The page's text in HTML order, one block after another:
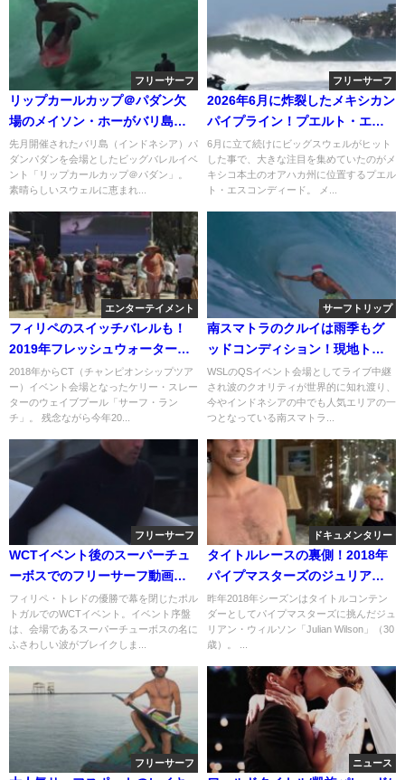
フリーサーフ
リップカールカップ＠パダン欠
場のメイソン・ホーがバリ島
（インドネシア）へ
先月開催されたバリ島（インドネシア）パ
ダンパダンを会場としたビッグバレルイベ
ント「リップカールカップ＠パダン」。
素晴らしいスウェルに恵まれ...
フリーサーフ
2026年6月に炸裂したメキシカン
パイプライン！プエルト・エス
コンディード動画
6月に立て続けにビッグスウェルがヒット
した事で、大きな注目を集めていたのがメ
キシコ本土のオアハカ州に位置するプエル
ト・エスコンディード。 メ...
エンターテイメント
フィリペのスイッチバレルも！
2019年フレッシュウォータープ
ロの舞台裏動画
2018年からCT（チャンピオンシップツア
ー）イベント会場となったケリー・スレー
ターのウェイブプール「サーフ・ラン
チ」。 残念ながら今年20...
サーフトリップ
南スマトラのクルイは雨季もグ
ッドコンディション！現地トリ
ップの料金や内容
WSLのQSイベント会場としてライブ中継
され波のクオリティが世界的に知れ渡り、
今やインドネシアの中でも人気エリアの一
つとなっている南スマトラ...
フリーサーフ
WCTイベント後のスーパーチュ
ーボスでのフリーサーフ動画：
ケリー・スレーター
フィリペ・トレドの優勝で幕を閉じたポル
トガルでのWCTイベント。イベント序盤
は、会場であるスーパーチューボスの名に
ふさわしい波がブレイクしま...
ドキュメンタリー
タイトルレースの裏側！2018年
パイプマスターズのジュリア
ン・ウィルソン
昨年2018年シーズンはタイトルコンテン
ダーとしてパイプマスターズに挑んだジュ
リアン・ウィルソン「Julian Wilson」（30
歳）。 ...
フリーサーフ ニュース